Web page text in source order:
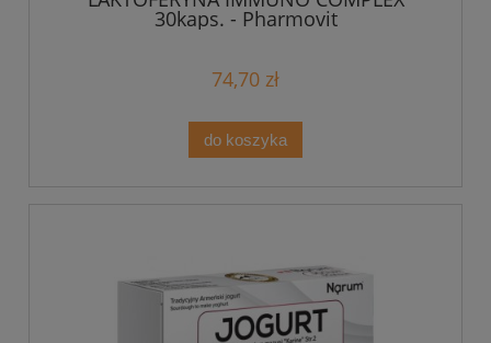
30kaps. - Pharmovit
74,70 zł
do koszyka